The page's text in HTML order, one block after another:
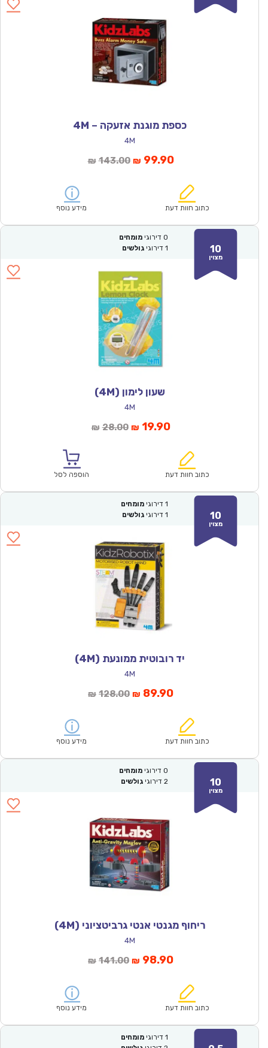
כספת מוגנת אזעקה – 4M
4M
₪ 143.00המחיר
₪143.00.
₪ 99.90המחיר
הוא:
כתוב חוות דעת מידע נוסף
10
מצוין
0 דירוגי מומחים
1 דירוגי גולשים
שעון לימון (4M)
4M
₪ 28.00המחיר
₪28.00.
₪ 19.90המחיר
הוא:
₪19.90.כתוב חוות דעת הוספה לסל
10
מצוין
1 דירוגי מומחים
1 דירוגי גולשים
יד רובוטית ממונעת (4M)
4M
₪ 128.00המחיר
₪128.00.
₪ 89.90המחיר
הוא:
כתוב חוות דעת מידע נוסף
10
מצוין
0 דירוגי מומחים
2 דירוגי גולשים
ריחוף מגנטי אנטי גרביטציוני (4M)
4M
₪ 141.00המחיר
₪141.00.
₪ 98.90המחיר
הוא:
כתוב חוות דעת מידע נוסף
1 דירוגי מומחים